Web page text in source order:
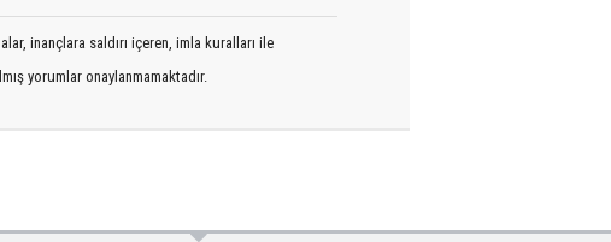
inançlara saldırı içeren, imla kuralları ile
yorumlar onaylanmamaktadır.